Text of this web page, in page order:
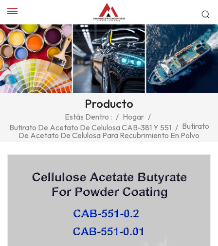
Producto
Estás Dentro : / Hogar /
Butirato De Acetato De Celulosa CAB-381 Y 551 / Butirato
De Acetato De Celulosa Para Recubrimiento En Polvo